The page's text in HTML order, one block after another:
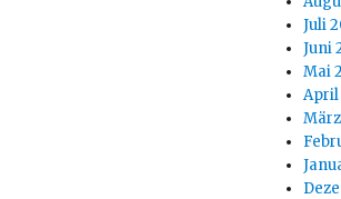
Juli
Juni
Mai
April
März